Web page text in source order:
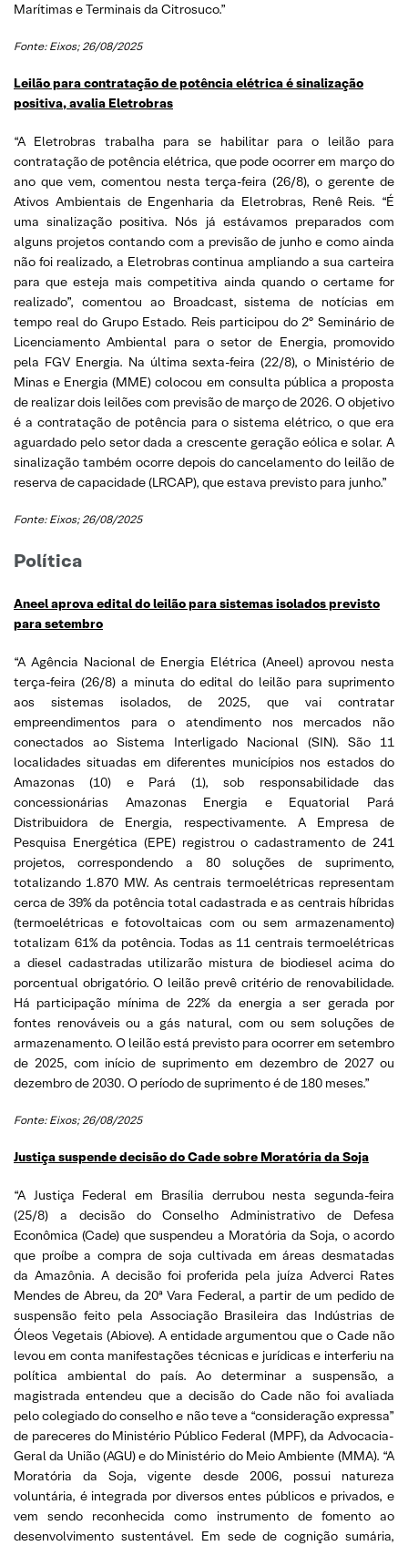
Marítimas e Terminais da Citrosuco.”
Fonte: Eixos; 26/08/2025
Leilão para contratação de potência elétrica é sinalização
positiva, avalia Eletrobras
“A Eletrobras trabalha para se habilitar para o leilão para
contratação de potência elétrica, que pode ocorrer em março do
ano que vem, comentou nesta terça-feira (26/8), o gerente de
Ativos Ambientais de Engenharia da Eletrobras, Renê Reis. “É
uma sinalização positiva. Nós já estávamos preparados com
alguns projetos contando com a previsão de junho e como ainda
não foi realizado, a Eletrobras continua ampliando a sua carteira
para que esteja mais competitiva ainda quando o certame for
realizado”, comentou ao Broadcast, sistema de notícias em
tempo real do Grupo Estado. Reis participou do 2º Seminário de
Licenciamento Ambiental para o setor de Energia, promovido
pela FGV Energia. Na última sexta-feira (22/8), o Ministério de
Minas e Energia (MME) colocou em consulta pública a proposta
de realizar dois leilões com previsão de março de 2026. O objetivo
é a contratação de potência para o sistema elétrico, o que era
aguardado pelo setor dada a crescente geração eólica e solar. A
sinalização também ocorre depois do cancelamento do leilão de
reserva de capacidade (LRCAP), que estava previsto para junho.”
Fonte: Eixos; 26/08/2025
Política
Aneel aprova edital do leilão para sistemas isolados previsto
para setembro
“A Agência Nacional de Energia Elétrica (Aneel) aprovou nesta
terça-feira (26/8) a minuta do edital do leilão para suprimento
aos sistemas isolados, de 2025, que vai contratar
empreendimentos para o atendimento nos mercados não
conectados ao Sistema Interligado Nacional (SIN). São 11
localidades situadas em diferentes municípios nos estados do
Amazonas (10) e Pará (1), sob responsabilidade das
concessionárias Amazonas Energia e Equatorial Pará
Distribuidora de Energia, respectivamente. A Empresa de
Pesquisa Energética (EPE) registrou o cadastramento de 241
projetos, correspondendo a 80 soluções de suprimento,
totalizando 1.870 MW. As centrais termoelétricas representam
cerca de 39% da potência total cadastrada e as centrais híbridas
(termoelétricas e fotovoltaicas com ou sem armazenamento)
totalizam 61% da potência. Todas as 11 centrais termoelétricas
a diesel cadastradas utilizarão mistura de biodiesel acima do
porcentual obrigatório. O leilão prevê critério de renovabilidade.
Há participação mínima de 22% da energia a ser gerada por
fontes renováveis ou a gás natural, com ou sem soluções de
armazenamento. O leilão está previsto para ocorrer em setembro
de 2025, com início de suprimento em dezembro de 2027 ou
dezembro de 2030. O período de suprimento é de 180 meses.”
Fonte: Eixos; 26/08/2025
Justiça suspende decisão do Cade sobre Moratória da Soja
“A Justiça Federal em Brasília derrubou nesta segunda-feira
(25/8) a decisão do Conselho Administrativo de Defesa
Econômica (Cade) que suspendeu a Moratória da Soja, o acordo
que proíbe a compra de soja cultivada em áreas desmatadas
da Amazônia. A decisão foi proferida pela juíza Adverci Rates
Mendes de Abreu, da 20ª Vara Federal, a partir de um pedido de
suspensão feito pela Associação Brasileira das Indústrias de
Óleos Vegetais (Abiove). A entidade argumentou que o Cade não
levou em conta manifestações técnicas e jurídicas e interferiu na
política ambiental do país. Ao determinar a suspensão, a
magistrada entendeu que a decisão do Cade não foi avaliada
pelo colegiado do conselho e não teve a “consideração expressa”
de pareceres do Ministério Público Federal (MPF), da Advocacia-
Geral da União (AGU) e do Ministério do Meio Ambiente (MMA). “A
Moratória da Soja, vigente desde 2006, possui natureza
voluntária, é integrada por diversos entes públicos e privados, e
vem sendo reconhecida como instrumento de fomento ao
desenvolvimento sustentável. Em sede de cognição sumária,